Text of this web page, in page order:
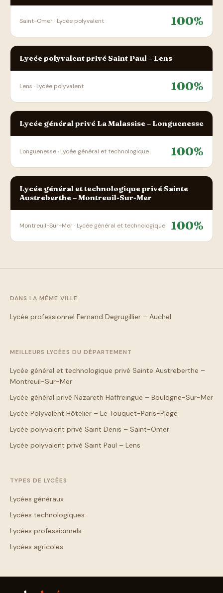
Saint-Omer · Lycée polyvalent 100%
Lycée polyvalent privé Saint Paul – Lens
Lens · Lycée polyvalent 100%
Lycée général privé La Malassise – Longuenesse
Longuenesse · Lycée général et technologique 100%
Lycée général et technologique privé Sainte
Austreberthe – Montreuil-Sur-Mer
Montreuil-Sur-Mer · Lycée général et technologique 100%
DANS LA MÊME VILLE
Lycée professionnel Fernand Degrugillier – Auchel
MEILLEURS LYCÉES DU DÉPARTEMENT
Lycée général et technologique privé Sainte Austreberthe –
Montreuil-Sur-Mer
Lycée général privé Nazareth Haffreingue – Boulogne-Sur-Mer
Lycée Polyvalent Hôtelier – Le Touquet-Paris-Plage
Lycée polyvalent privé Saint Denis – Saint-Omer
Lycée polyvalent privé Saint Paul – Lens
TYPES DE LYCÉES
Lycées généraux
Lycées technologiques
Lycées professionnels
Lycées agricoles